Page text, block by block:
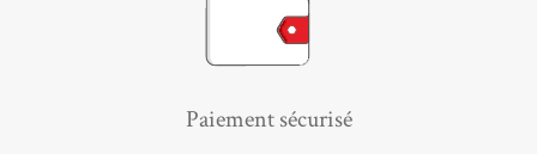
Paiement sécurisé